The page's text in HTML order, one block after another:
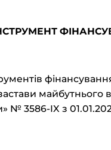
№ 3586-IX з